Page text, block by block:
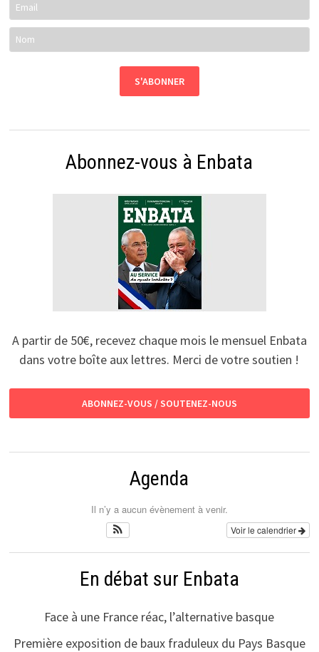
Abonnez-vous à Enbata
A partir de 50€, recevez chaque mois le mensuel Enbata
dans votre boîte aux lettres. Merci de votre soutien !
ABONNEZ-VOUS / SOUTENEZ-NOUS
Agenda
Il n’y a aucun évènement à venir.
Voir le calendrier
En débat sur Enbata
Face à une France réac, l’alternative basque
Première exposition de baux fraduleux du Pays Basque